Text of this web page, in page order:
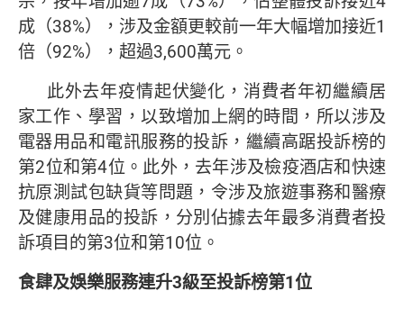
成（38%），涉及金額更較前一年大幅增加接近1
倍（92%），超過3,600萬元。
此外去年疫情起伏變化，消費者年初繼續居
家工作、學習，以致增加上網的時間，所以涉及
電器用品和電訊服務的投訴，繼續高踞投訴榜的
第2位和第4位。此外，去年涉及檢疫酒店和快速
抗原測試包缺貨等問題，令涉及旅遊事務和醫療
及健康用品的投訴，分別佔據去年最多消費者投
訴項目的第3位和第10位。
食肆及娛樂服務連升3級至投訴榜第1位